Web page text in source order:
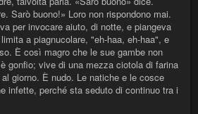
Sarò buono!» Loro non rispondono mai.
per invocare aiuto, di notte, e piangeva
a piagnucolare, "eh-haa, eh-haa", e
È così magro che le sue gambe non
gonfio; vive di una mezza ciotola di farina
giorno. È nudo. Le natiche e le cosce
infette, perché sta seduto di continuo tra i